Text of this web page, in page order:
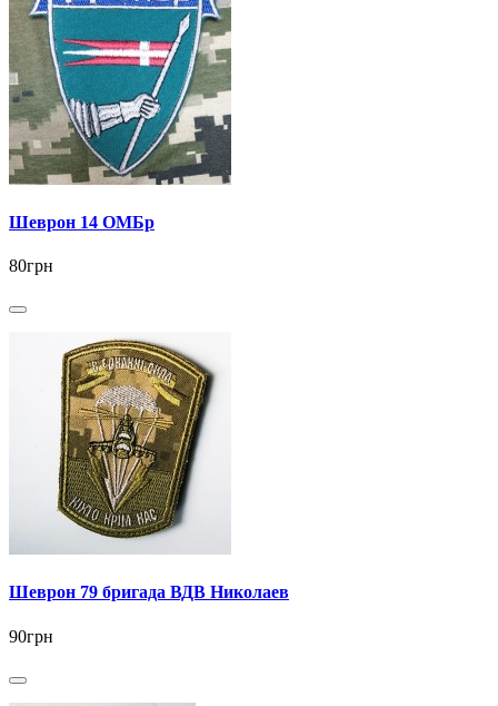
Шеврон 14 ОМБр
80грн
Шеврон 79 бригада ВДВ Николаев
90грн